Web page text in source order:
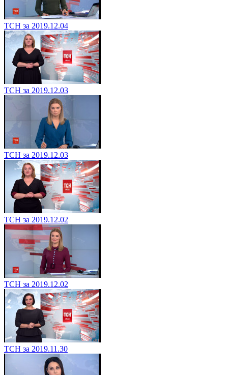
ТСН за 2019.12.04
ТСН за 2019.12.03
ТСН за 2019.12.03
ТСН за 2019.12.02
ТСН за 2019.12.02
ТСН за 2019.11.30